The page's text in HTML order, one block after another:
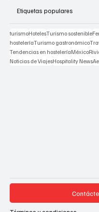
Etiquetas populares
turismoHotelesTurismo sostenible
hosteleríaTurismo gastronómico
Tendencias en hosteleríaMéxico
Noticias de ViajesHospitality News